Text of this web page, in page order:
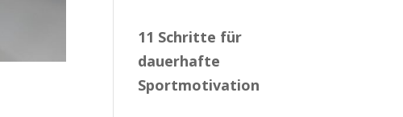
11 Schritte für
dauerhafte
Sportmotivation